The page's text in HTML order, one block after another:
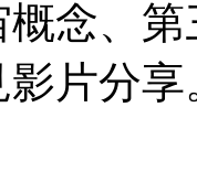
念、
片分享